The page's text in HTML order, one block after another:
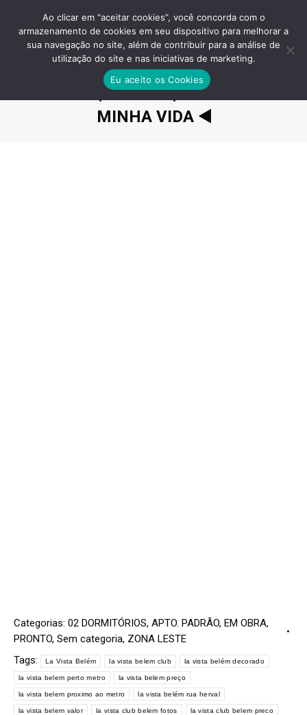
LA VISTA BELÉM – PREÇO,
ENTREGA, PLANTA, MINHA CASA
MINHA VIDA ◀️
Categorias: 02 DORMITÓRIOS, APTO. PADRÃO, EM OBRA,
PRONTO, Sem categoria, ZONA LESTE
Tags:
La Vista Belém la vista belem club la vista belém decorado
la vista belem perto metro la vista belem preço
la vista belem proximo ao metro la vista belém rua herval
la vista belem valor la vista club belem fotos la vista club belem preco
Ao clicar em “aceitar cookies”, você concorda com o
armazenamento de cookies em seu dispositivo para melhorar a
sua navegação no site, além de contribuir para a análise de
utilização do site e nas iniciativas de marketing.
Eu aceito os Cookies